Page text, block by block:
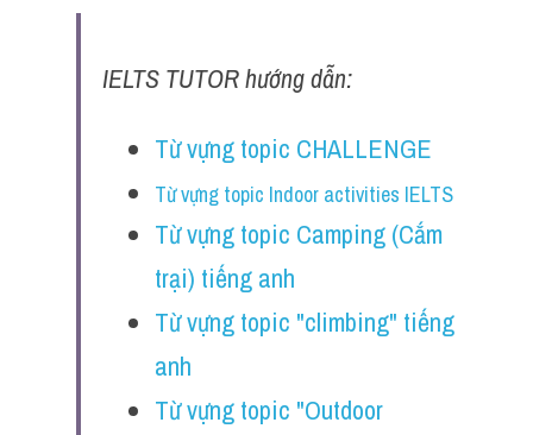
IELTS TUTOR hướng dẫn:
Từ vựng topic CHALLENGE
Từ vựng topic Indoor activities IELTS
Từ vựng topic Camping (Cắm
trại) tiếng anh
Từ vựng topic "climbing" tiếng
anh
Từ vựng topic "Outdoor